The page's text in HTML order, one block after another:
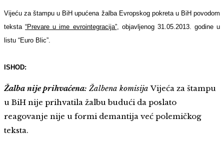
Vijeću za štampu u BiH upućena žalba Evropskog pokreta u BiH povodom
teksta“Prevare u ime evrointegracija”, objavljenog 31.05.2013. godine u
listu “Euro Blic”.
ISHOD:
Žalba nije prihvaćena: Žalbena komisija Vijeća za štampu
u BiH nije prihvatila žalbu budući da poslato
reagovanje nije u formi demantija već polemičkog
teksta.